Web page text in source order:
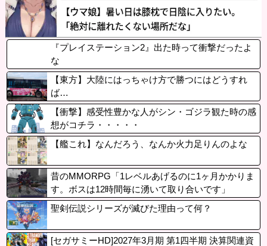
『プレイステーション2』出た時って衝撃だったよ
な
【東方】大陸にはっちゃけ方で勝つにはどうすれ
ば…
【衝撃】感受性豊かな人がシン・ゴジラ観た時の感
想がコチラ・・・・・
【艦これ】なんだろう、なんか火力足りんのよな
昔のMMORPG「1レベルあげるのに1ヶ月かかりま
す。ボスは12時間毎に湧いて取り合いです」
聖剣伝説シリーズが滅びた理由って何？
[セガサミーHD]2027年3月期 第1四半期 決算関連資